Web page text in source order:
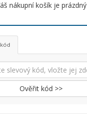
nákupní košík je prázdný
Ověřit kód >>